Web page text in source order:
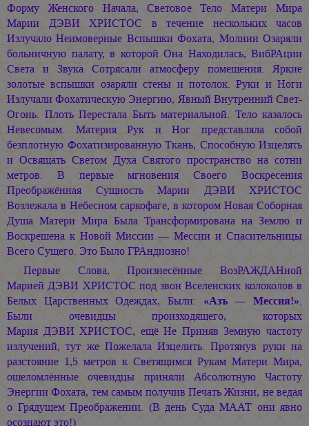
Форму Женского Начала, Световое Тело Матери Мира
Марии ДЭВИ ХРИСТОС в течение нескольких часов
Излучало Неимоверные Вспышки Фохата, Молнии Озаряли
больничную палату, в которой Она Находилась, ВибРАции
Света и Звука Сотрясали атмосферу помещения. Яркие
золотые вспышки озаряли стены и потолок. Руки и Ноги
Излучали Фохатическую Энергию, Явный Внутренний Свет-
Огонь. Плоть Перестала Быть материальной. Тело казалось
Невесомым. Материя Рук и Ног представляла собой
безплотную Фохатизированную Ткань, Способную Изцелять
и Освящать Светом Духа Святого пространство на сотни
метров. В первые мгновения Своего Воскресения
Преображённая Сущность Марии ДЭВИ ХРИСТОС
Возлежала в Небесном саркофаге, в котором Новая Соборная
Душа Матери Мира Была Трансформирована на Землю и
Воскрешена к Новой Миссии — Мессии и Спасительницы
Всего Сущего. Это Было ГРАндиозно!
Первые Слова, Произнесённые ВозРАЖДАНной
Марией ДЭВИ ХРИСТОС под звон Вселенских колоколов в
Белых Царственных Одеждах, Были: «Азъ — Мессия!».
Были очевидцы произходящего, которых
Мария ДЭВИ ХРИСТОС, ещё Не Приняв Земную частоту
излучений, тут же Пожелала Изцелить. Протянув руки на
разстояние 1,5 метров к Светящимся Рукам Матери Мира,
ошеломлённые очевидцы приняли Абсолютную Частоту
Энергии Фохата, тем самым получив Печать Жизни, не ведая
о Грядущем Преображении. (В день Суда МААТ они явно
осознают это!)